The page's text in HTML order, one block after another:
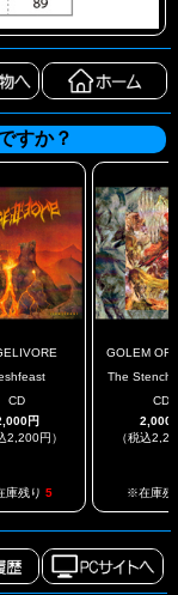
すか？
CD
円
2,200円）
庫残り 5
GOLEM OF
The Stench
CD
2,000
（税込
※在庫残